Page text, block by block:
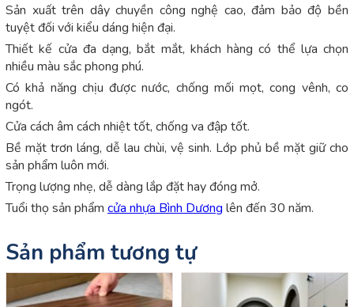
Sản xuất trên dây chuyền công nghệ cao, đảm bảo độ bền
tuyệt đối với kiểu dáng hiện đại.
Thiết kế cửa đa dạng, bắt mắt, khách hàng có thể lựa chọn
nhiều màu sắc phong phú.
Có khả năng chịu được nước, chống mối mọt, cong vênh, co
ngót.
Cửa cách âm cách nhiệt tốt, chống va đập tốt.
Bề mặt trơn láng, dễ lau chùi, vệ sinh. Lớp phủ bề mặt giữ cho
sản phẩm luôn mới.
Trọng lượng nhẹ, dễ dàng lắp đặt hay đóng mở.
Tuổi thọ sản phẩm cửa nhựa Bình Dương lên đến 30 năm.
Sản phẩm tương tự